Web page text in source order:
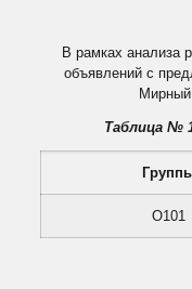
В рамках анализа
объявлений с
Таблица №
О101